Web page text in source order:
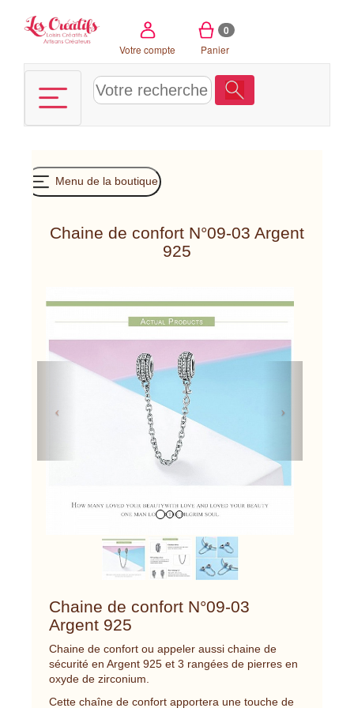
Votre compte
0
Panier
Menu de la boutique
Chaine de confort N°09-03 Argent
925
Previous
Chaine de confort N°09-03
Argent 925
Chaine de confort ou appeler aussi chaine de
sécurité en Argent 925 et 3 rangées de pierres en
oxyde de zirconium.
Cette chaîne de confort apportera une touche de